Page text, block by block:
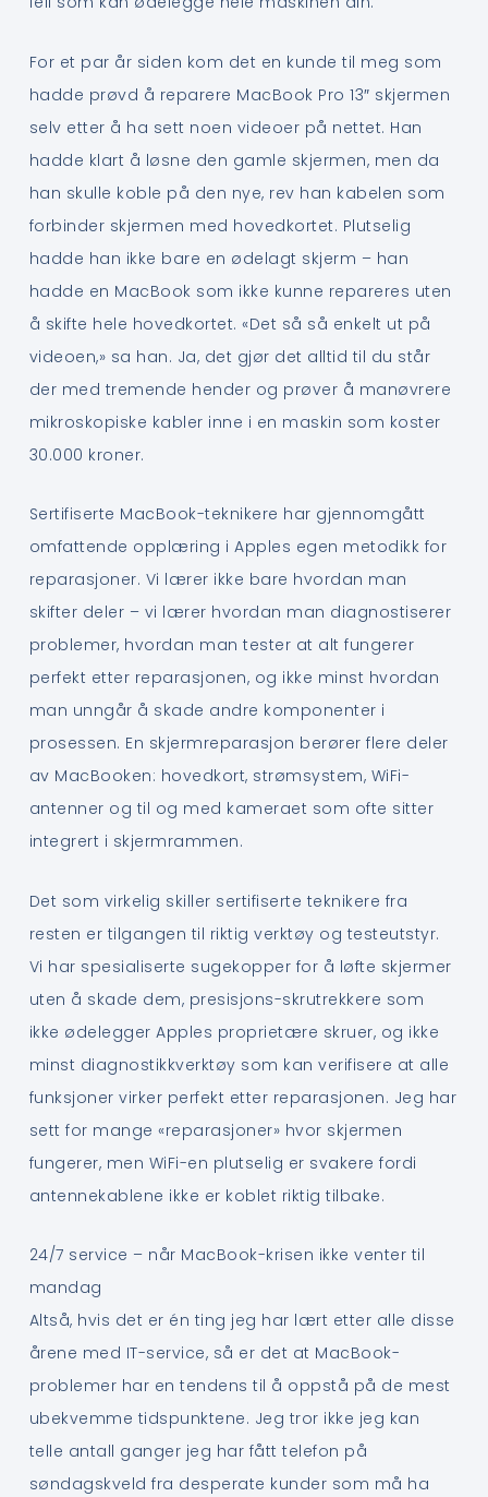
For et par år siden kom det en kunde til meg som
hadde prøvd å reparere MacBook Pro 13″ skjermen
selv etter å ha sett noen videoer på nettet. Han
hadde klart å løsne den gamle skjermen, men da
han skulle koble på den nye, rev han kabelen som
forbinder skjermen med hovedkortet. Plutselig
hadde han ikke bare en ødelagt skjerm – han
hadde en MacBook som ikke kunne repareres uten
å skifte hele hovedkortet. «Det så så enkelt ut på
videoen,» sa han. Ja, det gjør det alltid til du står
der med tremende hender og prøver å manøvrere
mikroskopiske kabler inne i en maskin som koster
30.000 kroner.
Sertifiserte MacBook-teknikere har gjennomgått
omfattende opplæring i Apples egen metodikk for
reparasjoner. Vi lærer ikke bare hvordan man
skifter deler – vi lærer hvordan man diagnostiserer
problemer, hvordan man tester at alt fungerer
perfekt etter reparasjonen, og ikke minst hvordan
man unngår å skade andre komponenter i
prosessen. En skjermreparasjon berører flere deler
av MacBooken: hovedkort, strømsystem, WiFi-
antenner og til og med kameraet som ofte sitter
integrert i skjermrammen.
Det som virkelig skiller sertifiserte teknikere fra
resten er tilgangen til riktig verktøy og testeutstyr.
Vi har spesialiserte sugekopper for å løfte skjermer
uten å skade dem, presisjons-skrutrekkere som
ikke ødelegger Apples proprietære skruer, og ikke
minst diagnostikkverktøy som kan verifisere at alle
funksjoner virker perfekt etter reparasjonen. Jeg har
sett for mange «reparasjoner» hvor skjermen
fungerer, men WiFi-en plutselig er svakere fordi
antennekablene ikke er koblet riktig tilbake.
24/7 service – når MacBook-krisen ikke venter til
mandag
Altså, hvis det er én ting jeg har lært etter alle disse
årene med IT-service, så er det at MacBook-
problemer har en tendens til å oppstå på de mest
ubekvemme tidspunktene. Jeg tror ikke jeg kan
telle antall ganger jeg har fått telefon på
søndagskveld fra desperate kunder som må ha